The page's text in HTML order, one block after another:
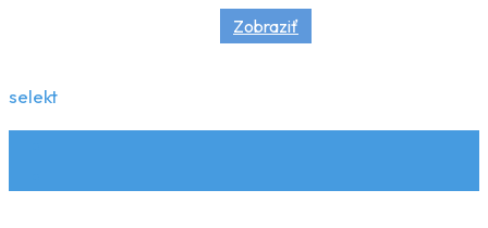
Zobraziť
selekt